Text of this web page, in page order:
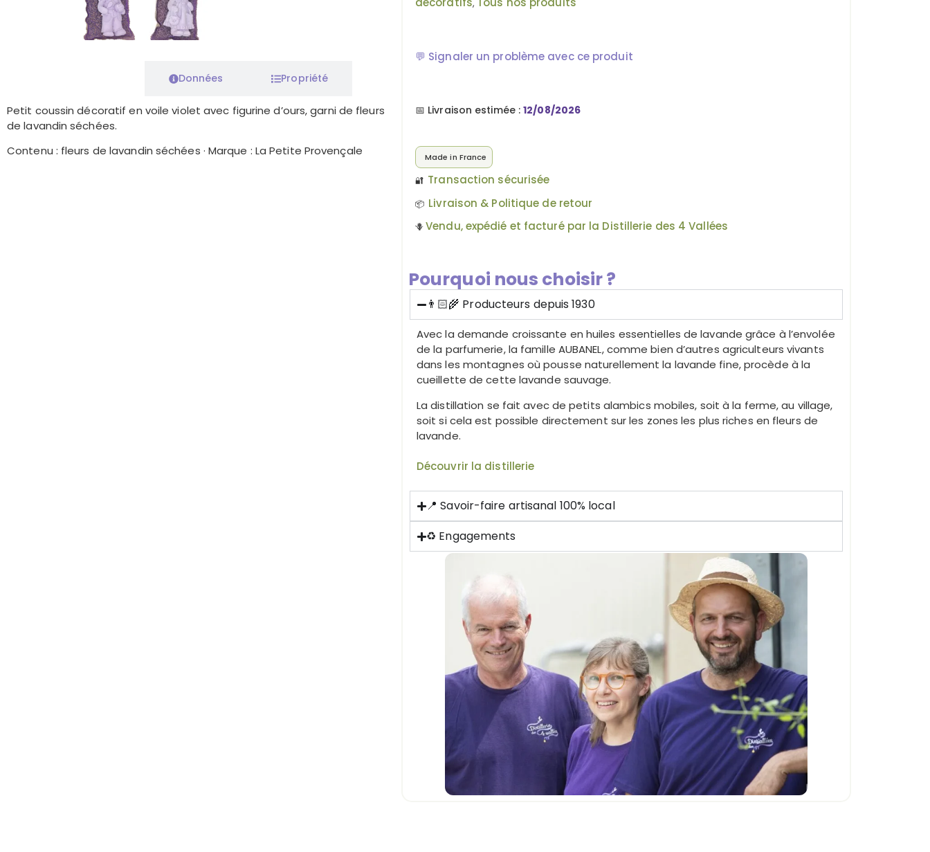
Données Propriété
Petit coussin décoratif en voile violet avec figurine d’ours, garni de fleurs
de lavandin séchées.
Contenu : fleurs de lavandin séchées · Marque : La Petite Provençale
,
💬 Signaler un problème avec ce produit
📅 Livraison estimée :12/08/2026
Made in France
🔐 Transaction sécurisée
📦 Livraison & Politique de retour
🪻Vendu, expédié et facturé par la Distillerie des 4 Vallées
Pourquoi nous choisir ?
👨🏻‍🌾 Producteurs depuis 1930
Avec la demande croissante en huiles essentielles de lavande grâce à l’envolée
de la parfumerie, la famille AUBANEL, comme bien d’autres agriculteurs vivants
dans les montagnes où pousse naturellement la lavande fine, procède à la
cueillette de cette lavande sauvage.
La distillation se fait avec de petits alambics mobiles, soit à la ferme, au village,
soit si cela est possible directement sur les zones les plus riches en fleurs de
lavande.
Découvrir la distillerie
📍 Savoir-faire artisanal 100% local
♻️ Engagements